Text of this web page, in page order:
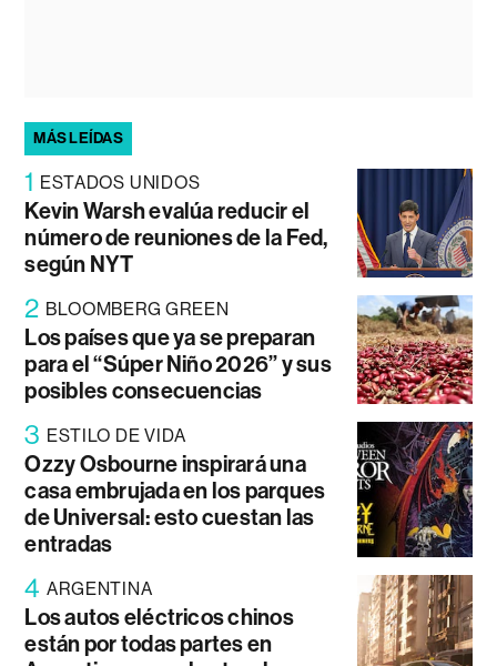
MÁS LEÍDAS
1 ESTADOS UNIDOS
Kevin Warsh evalúa reducir el
número de reuniones de la Fed,
según NYT
2 BLOOMBERG GREEN
Los países que ya se preparan
para el “Súper Niño 2026” y sus
posibles consecuencias
3 ESTILO DE VIDA
Ozzy Osbourne inspirará una
casa embrujada en los parques
de Universal: esto cuestan las
entradas
4 ARGENTINA
Los autos eléctricos chinos
están por todas partes en